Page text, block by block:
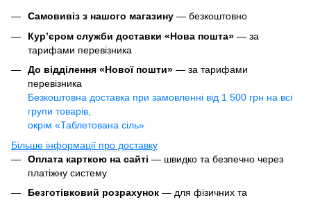
Самовивіз з нашого магазину — безкоштовно
Кур’єром служби доставки «Нова пошта» — за
тарифами перевізника
До відділення «Нової пошти» — за тарифами
перевізника
Безкоштовна доставка при замовленні від 1 500 грн на всі
групи товарів,
окрім «Таблетована сіль»
Більше інформації про доставку
Оплата карткою на сайті — швидко та безпечно через
платіжну систему
Безготівковий розрахунок — для фізичних та